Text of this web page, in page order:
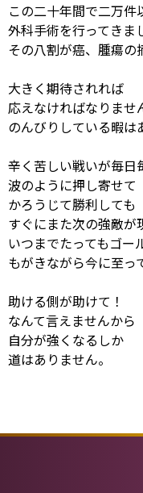
この二十年間で二万件
外科手術を行ってきま
その八割が癌、腫瘍の
大きく期待されれば
応えなければなりませ
のんびりしている暇は
辛く苦しい戦いが毎日
波のように押し寄せて
かろうじて勝利しても
すぐにまた次の強敵が
いつまでたってもゴー
もがきながら今に至っ
助ける側が助けて！
なんて言えませんから
自分が強くなるしか
道はありません。